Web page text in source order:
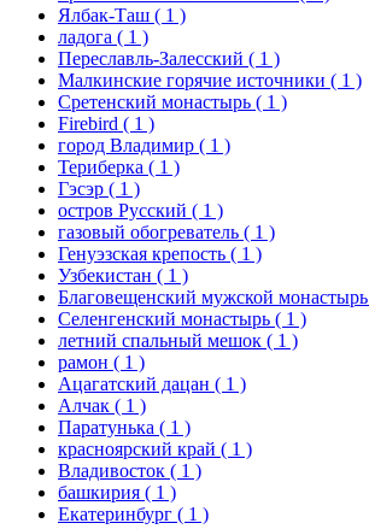
Ялбак-Таш ( 1 )
ладога ( 1 )
Переславль-Залесский ( 1 )
Малкинские горячие источники ( 1 )
Сретенский монастырь ( 1 )
Firebird ( 1 )
город Владимир ( 1 )
Териберка ( 1 )
Гэсэр ( 1 )
остров Русский ( 1 )
газовый обогреватель ( 1 )
Генуэзская крепость ( 1 )
Узбекистан ( 1 )
Благовещенский мужской монастырь
Селенгенский монастырь ( 1 )
летний спальный мешок ( 1 )
рамон ( 1 )
Ацагатский дацан ( 1 )
Алчак ( 1 )
Паратунька ( 1 )
красноярский край ( 1 )
Владивосток ( 1 )
башкирия ( 1 )
Екатеринбург ( 1 )